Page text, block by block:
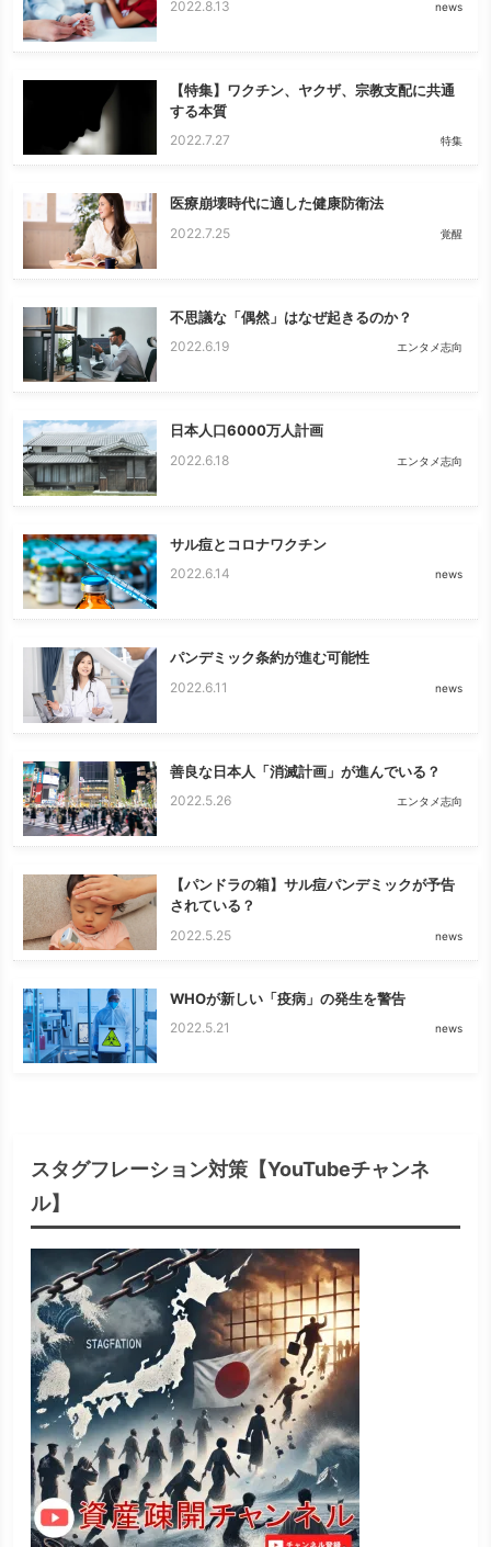
2022.8.13 news
【特集】ワクチン、ヤクザ、宗教支配に共通
する本質
2022.7.27 特集
医療崩壊時代に適した健康防衛法
2022.7.25 覚醒
不思議な「偶然」はなぜ起きるのか？
2022.6.19 エンタメ志向
日本人口6000万人計画
2022.6.18 エンタメ志向
サル痘とコロナワクチン
2022.6.14 news
パンデミック条約が進む可能性
2022.6.11 news
善良な日本人「消滅計画」が進んでいる？
2022.5.26 エンタメ志向
【パンドラの箱】サル痘パンデミックが予告
されている？
2022.5.25 news
WHOが新しい「疫病」の発生を警告
2022.5.21 news
スタグフレーション対策【YouTubeチャンネ
ル】